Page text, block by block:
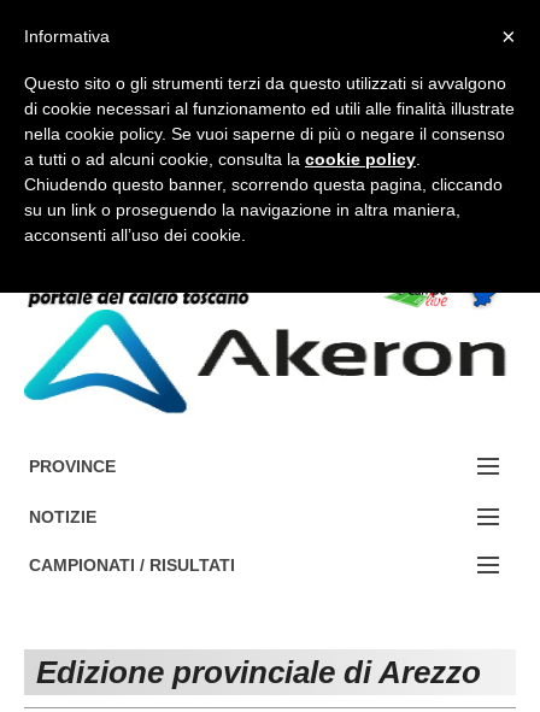
FORUM-ACCEDI
Accedi / Registrati
PROVINCE
EDIZIONE:
AREZZO
GROSSETO
LIVORNO
NOTIZIE
NOTIZIE:
Le iniziative di TOSCANA GOL
Beach soccer
CAMPIONATI / RISULTATI
NAZIONALI
Edizione provinciale di Arezzo
×
Informativa
Questo sito o gli strumenti terzi da questo utilizzati si avvalgono
di cookie necessari al funzionamento ed utili alle finalità illustrate
nella cookie policy. Se vuoi saperne di più o negare il consenso
a tutti o ad alcuni cookie, consulta la cookie policy
Chiudendo questo banner, scorrendo questa pagina, cliccando
su un link o proseguendo la navigazione in altra maniera,
acconsenti all’uso dei cookie.